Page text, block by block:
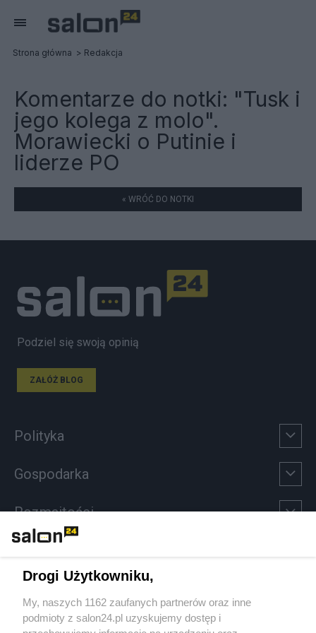
Strona główna Redakcja
Komentarze do notki: "Tusk i
jego kolega z molo".
Morawiecki o Putinie i
liderze PO
« WRÓĆ DO NOTKI
Podziel się swoją opinią
ZAŁÓŻ BLOG
Polityka
Gospodarka
Rozmaitości
Sport
Społeczeństwo
Drogi Użytkowniku,
My, naszych 1162 zaufanych partnerów oraz inne
podmioty z salon24.pl uzyskujemy dostęp i